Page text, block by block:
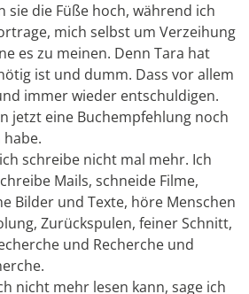
sie die Füße hoch, während ich
mich selbst um Verzeihung
es zu meinen. Denn Tara hat
ist und dumm. Dass vor allem
immer wieder entschuldigen.
jetzt eine Buchempfehlung noch
habe.
schreibe nicht mal mehr. Ich
Mails, schneide Filme,
Bilder und Texte, höre Menschen
Zurückspulen, feiner Schnitt,
und Recherche und
nicht mehr lesen kann, sage ich